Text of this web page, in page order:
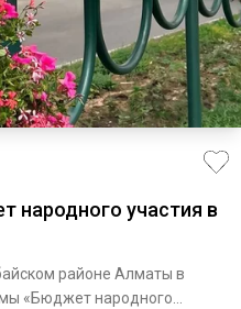
народного участия в
районе Алматы в
«Бюджет народного